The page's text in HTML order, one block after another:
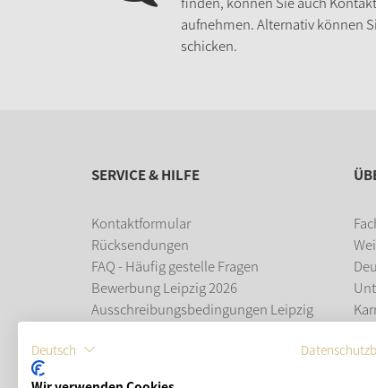
aufnehmen. Alternativ können
schicken.
SERVICE & HILFE
Kontaktformular
Rücksendungen
FAQ - Häufig gestelle Fragen
Bewerbung Leipzig 2026
Ausschreibungsbedingungen Leipzig
Leipziger Weihnachtsmarkt
Deutsch